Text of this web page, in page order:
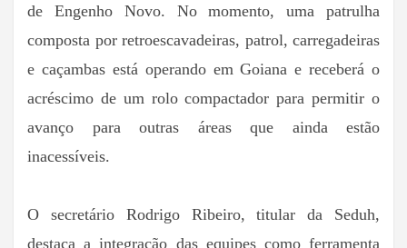
de Engenho Novo. No momento, uma patrulha
composta por retroescavadeiras, patrol, carregadeiras
e caçambas está operando em Goiana e receberá o
acréscimo de um rolo compactador para permitir o
avanço para outras áreas que ainda estão
inacessíveis.
O secretário Rodrigo Ribeiro, titular da Seduh,
destaca a integração das equipes como ferramenta